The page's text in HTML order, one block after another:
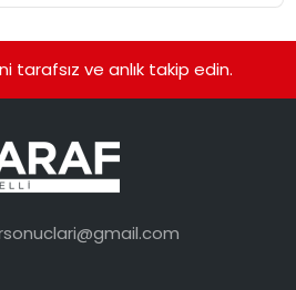
tarafsız ve anlık takip edin.